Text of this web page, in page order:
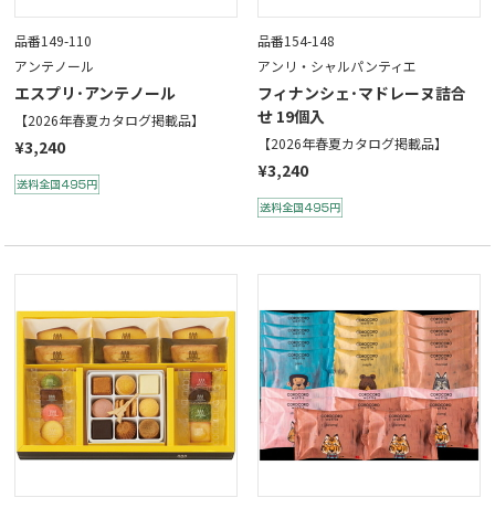
品番149-110
アンテノール
エスプリ･アンテノール
【2026年春夏カタログ掲載品】
¥3,240
品番154-148
アンリ・シャルパンティエ
フィナンシェ･マドレーヌ詰合
せ 19個入
【2026年春夏カタログ掲載品】
¥3,240